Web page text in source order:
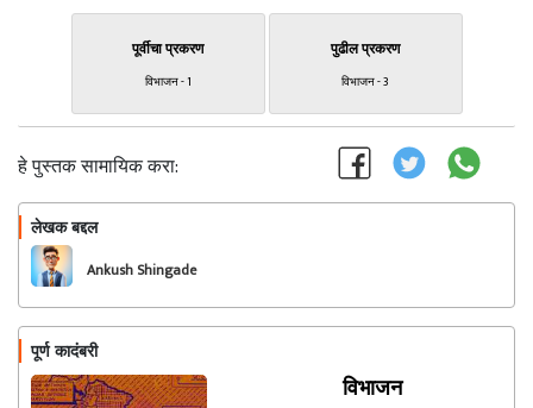
पूर्वीचा प्रकरण
विभाजन - 1
पुढील प्रकरण
विभाजन - 3
हे पुस्तक सामायिक करा:
लेखक बद्दल
Ankush Shingade
पूर्ण कादंबरी
विभाजन